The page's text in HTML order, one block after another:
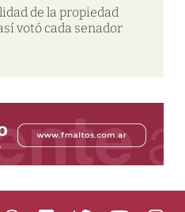
de la propiedad
votó cada senador